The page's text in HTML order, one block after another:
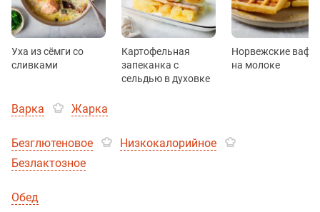
Уха из сёмги со
сливками
Картофельная
запеканка с
сельдью в духовке
Норвежские
на молоке
Варка Жарка
Безглютеновое
Низкокалорийное
Безлактозное
Обед